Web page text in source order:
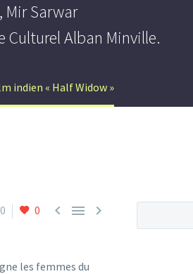
Mir Sarwar
Culturel Alban Minville.
indien « Half Widow »
0 0   
les femmes du